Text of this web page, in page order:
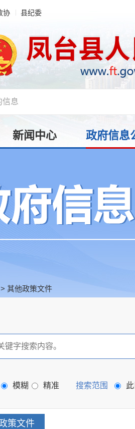
协 县纪委
新闻中心 政府信息
> 其他政策文件
模糊 精准 搜索范围
策文件